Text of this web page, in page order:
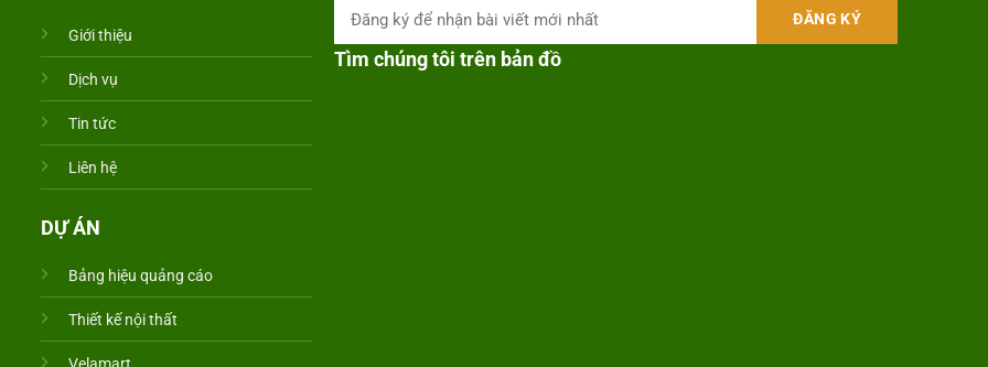
Giới thiệu
Dịch vụ
Tin tức
Liên hệ
DỰ ÁN
Bảng hiệu quảng cáo
Thiết kế nội thất
Tìm chúng tôi trên bản đồ